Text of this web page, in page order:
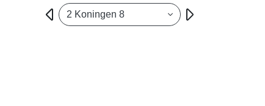
2 Koningen 8